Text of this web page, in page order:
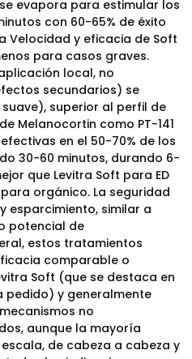
evapora para estimular los
con 60-65% de éxito
Velocidad y eficacia de Soft
para casos graves.
local, no
secundarios) se
superior al perfil de
Melanocortin como PT-141
en el 50-70% de los
30-60 minutos, durando 6-
que Levitra Soft para ED
orgánico. La seguridad
esparcimiento, similar a
potencial de
estos tratamientos
comparable o
Soft (que se destaca en
pedido) y generalmente
no
aunque la mayoría
de cabeza a cabeza y